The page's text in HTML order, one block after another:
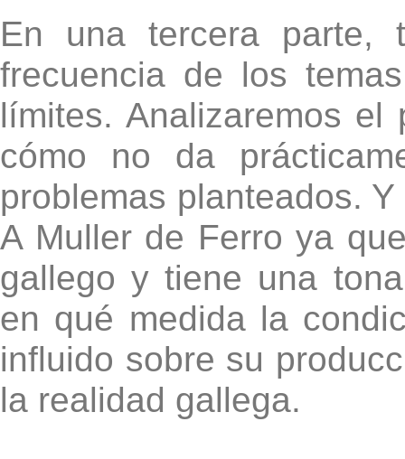
En una tercera parte,
frecuencia de los
límites. Analizaremos el
cómo no da
problemas planteados.
A Muller de Ferro ya
gallego y tiene una
en qué medida la
influido sobre su
la realidad gallega.